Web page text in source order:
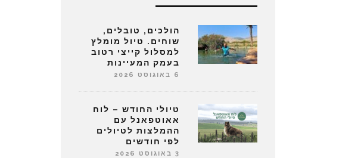
הולכים, טובלים,
שוחים. טיול מומלץ
למסלול קייצי רטוב
בעמק המעיינות
6 באוגוסט 2026
טיולי החודש – לוח
אאוטפאנל עם
ההמלצות לטיולים
לפי חודשים
3 באוגוסט 2026